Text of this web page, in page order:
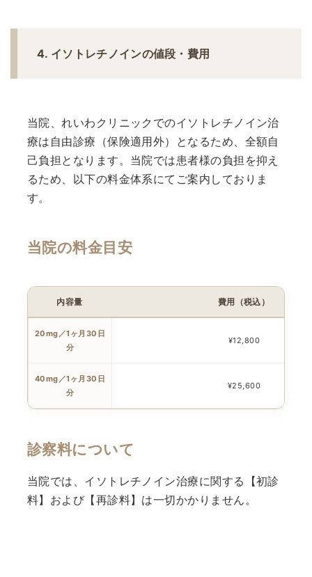
4. イソトレチノインの値段・費用
当院、れいわクリニックでのイソトレチノイン治
療は自由診療（保険適用外）となるため、全額自
己負担となります。当院では患者様の負担を抑え
るため、以下の料金体系にてご案内しておりま
す。
当院の料金目安
内容量 費用（税込）
20mg／1ヶ月30日
分
¥12,800
40mg／1ヶ月30日
分
¥25,600
診察料について
当院では、イソトレチノイン治療に関する【初診
料】および【再診料】は一切かかりません。